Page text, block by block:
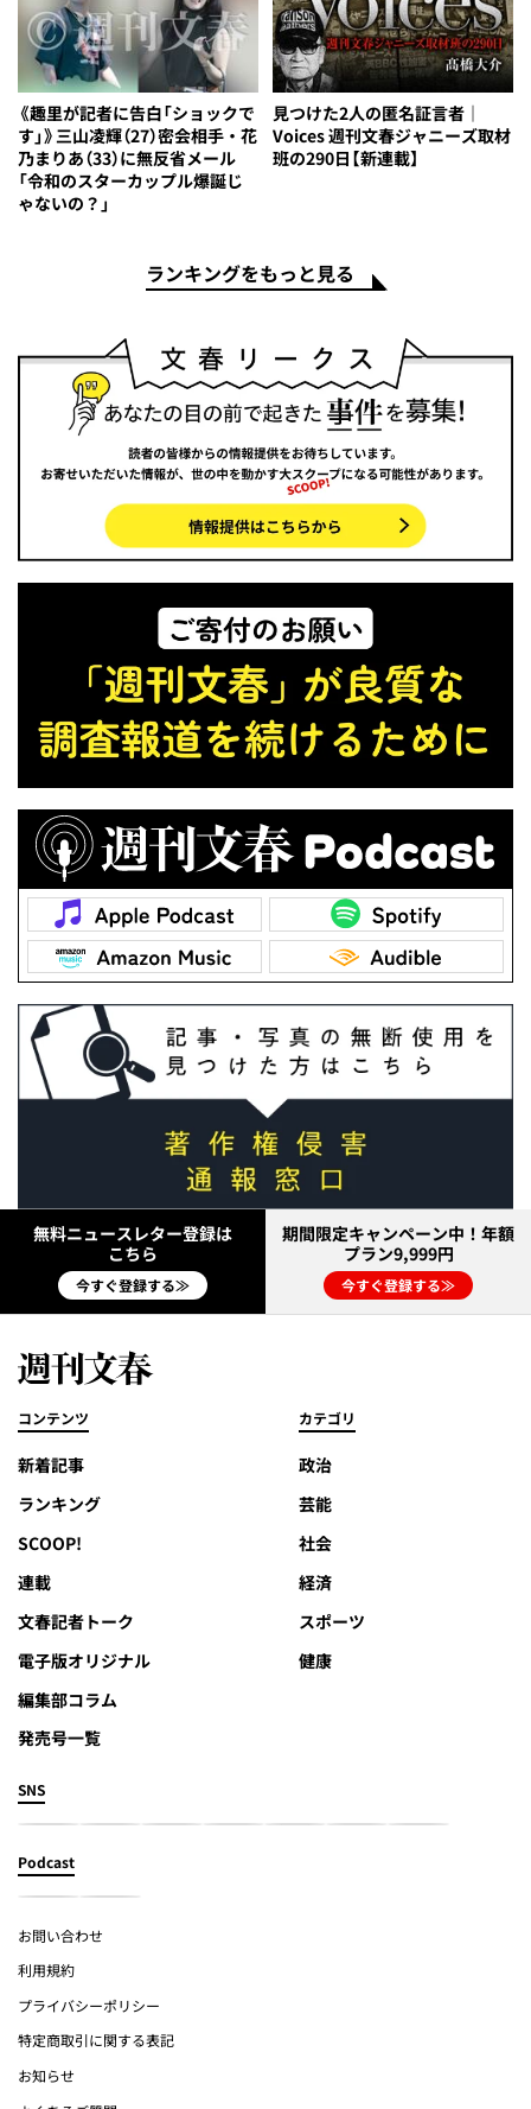
《趣里が記者に告白「ショックで
す」》三山凌輝（27）密会相手・花
乃まりあ（33）に無反省メール
「令和のスターカップル爆誕じ
ゃないの？」
見つけた2人の匿名証言者｜
Voices 週刊文春ジャニーズ取材
班の290日【新連載】
ランキングをもっと見る
無料ニュースレター登録は
こちら
今すぐ登録する≫
期間限定キャンペーン中！年額
プラン9,999円
今すぐ登録する≫
コンテンツ
新着記事
ランキング
SCOOP!
連載
文春記者トーク
電子版オリジナル
編集部コラム
発売号一覧
カテゴリ
政治
芸能
社会
経済
スポーツ
健康
SNS
Podcast
お問い合わせ
利用規約
プライバシーポリシー
特定商取引に関する表記
お知らせ